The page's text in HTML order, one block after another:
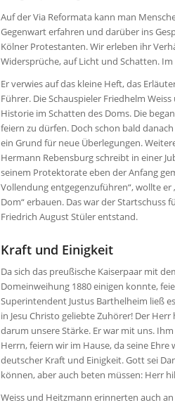
Auf der Via Reformata kann man
Gegenwart erfahren und darüber ins
Kölner Protestanten. Wir erleben ihr
Widersprüche, auf Licht und Schatten.
Er verwies auf das kleine Heft, das
Führer. Die Schauspieler Friedhelm
Historie im Schatten des Doms. Die
feiern zu dürfen. Doch schon bald
ein Grund für neue Überlegungen.
Hermann Rebensburg schreibt in einer
seinem Protektorate eben der Anfang
Vollendung entgegenzuführen“, wollte
Dom“ erbauen. Das war der Startschuss
Friedrich August Stüler entstand.
Kraft und Einigkeit
Da sich das preußische Kaiserpaar mit
Domeinweihung 1880 einigen konnte,
Superintendent Justus Barthelheim ließ
in Jesu Christo geliebte Zuhörer! Der
darum unsere Stärke. Er war mit uns.
Herrn, feiern wir im Hause, da seine
deutscher Kraft und Einigkeit. Gott sei
können, aber auch beten müssen: Herr
Weiss und Heitzmann erinnerten auch